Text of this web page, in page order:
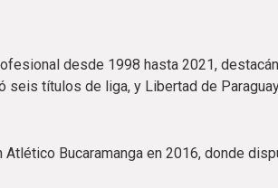
desde 1998 hasta 2021,
seis títulos de liga, y Libertad de
Bucaramanga en 2016, donde